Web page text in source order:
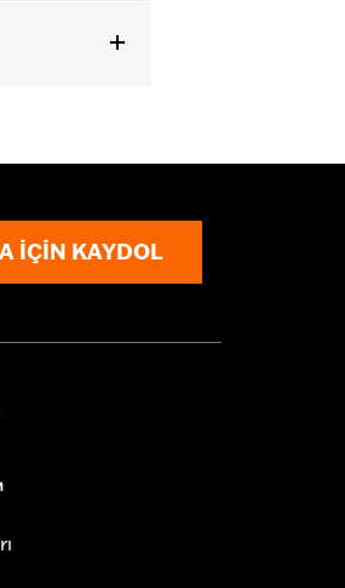
IÇIN KAYDOL